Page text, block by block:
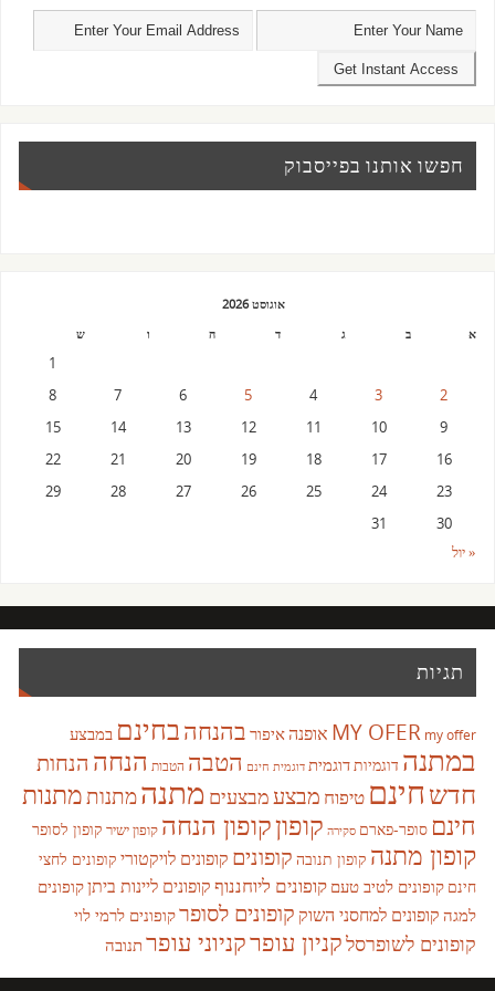
חפשו אותנו בפייסבוק
אוגוסט 2026
א
ב ג ד ה ו ש
1
2
3
4
5
6
7
8
9
10
11
12
13
14
15
16
17
18
19
20
21
22
23
24
25
26
27
28
29
30
31
« יול
תגיות
MY OFER my offer אופנהאיפור בהנחהבחינם במבצע
במתנה דוגמיותדוגמית דוגמית חינם הטבה הטבות הנחה הנחות
חדשחינם טיפוח מבצעמבצעים מתנהמתנותמתנות
חינם סופר-פארם סקירה קופוןקופון הנחה קופון ישיר קופון לסופר
קופון מתנה קופון תנובה קופונים קופונים לויקטורי קופונים לחצי
חינם קופונים לטיב טעם קופונים ליוחננוףקופונים ליינות ביתןקופונים
למגה קופונים למחסני השוק קופונים לסופרקופונים לרמי לוי
קופונים לשופרסלקניון עופרקניוני עופרתנובה